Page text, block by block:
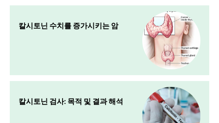
칼시토닌 수치를 증가시키는 암
칼시토닌 검사: 목적 및 결과 해석